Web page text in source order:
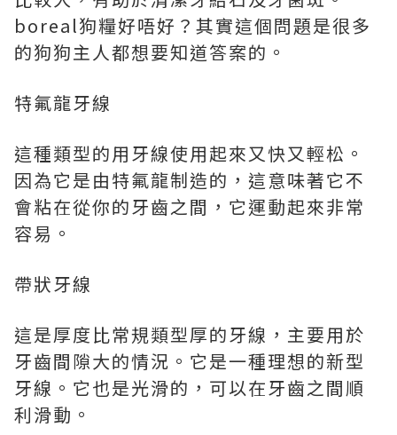
boreal狗糧好唔好？其實這個問題是很多
的狗狗主人都想要知道答案的。
特氟龍牙線
這種類型的用牙線使用起來又快又輕松。
因為它是由特氟龍制造的，這意味著它不
會粘在從你的牙齒之間，它運動起來非常
容易。
帶狀牙線
這是厚度比常規類型厚的牙線，主要用於
牙齒間隙大的情況。它是一種理想的新型
牙線。它也是光滑的，可以在牙齒之間順
利滑動。